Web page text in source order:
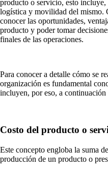
producto o servicio, esto
logística y movilidad del mismo.
conocer las oportunidades,
producto y poder tomar
finales de las operaciones.
Para conocer a detalle cómo se
organización es fundamental
incluyen, por eso, a
Costo del producto o
Este concepto engloba la suma
producción de un producto o